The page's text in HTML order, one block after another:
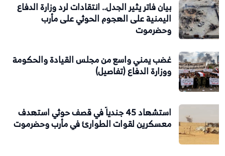
بيان فاتر يثير الجدل.. انتقادات لرد وزارة الدفاع
اليمنية على الهجوم الحوثي على مأرب
وحضرموت
غضب يمني واسع من مجلس القيادة والحكومة
ووزارة الدفاع (تفاصيل)
استشهاد 45 جندياً في قصف حوثي استهدف
معسكرين لقوات الطوارئ في مأرب وحضرموت